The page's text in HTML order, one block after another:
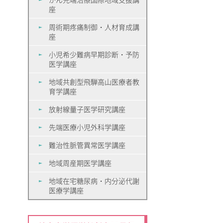
座
周術期疼痛制御・人材育成講
座
小児希少難病早期診断・予防
医学講座
地域共創型飛騨高山医療者教
育学講座
放射線量子医学研究講座
先端医療小児外科学講座
難治性脈管異常医学講座
地域周産期医学講座
地域在宅糖尿病・内分泌代謝
医療学講座